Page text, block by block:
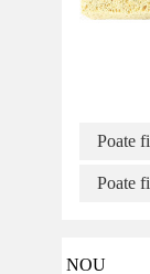
Poate
Poate
NOU